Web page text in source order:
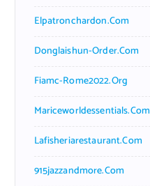
Elpatronchardon.com
Donglaishun-Order.com
Fiamc-Rome2022.org
Mariceworldessentials.com
Lafisheriarestaurant.com
915jazzandmore.com